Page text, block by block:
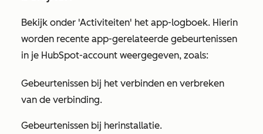
Bekijk onder 'Activiteiten' het app-logboek. Hierin
worden recente app-gerelateerde gebeurtenissen
in je HubSpot-account weergegeven, zoals:
Gebeurtenissen bij het verbinden en verbreken
van de verbinding.
Gebeurtenissen bij herinstallatie.